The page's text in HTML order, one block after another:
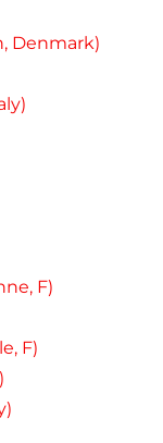
Denmark)
F)
F)